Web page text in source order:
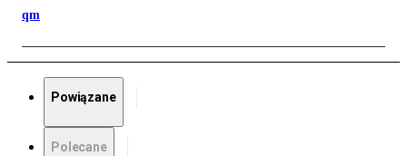
qm
Powiązane
Polecane